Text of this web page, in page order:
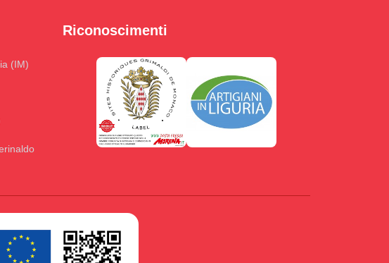
(IM)
Riconoscimenti